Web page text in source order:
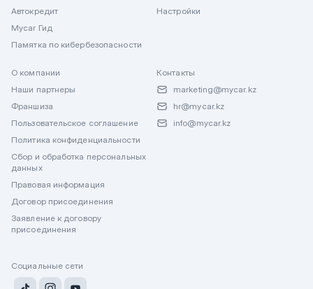
Автокредит
Mycar Гид
Памятка по кибербезопасности
Настройки
О компании
Наши партнеры
Франшиза
Пользовательское соглашение
Политика конфиденциальности
Сбор и обработка персональных
данных
Правовая информация
Договор присоединения
Заявление к договору
присоединения
Контакты
marketing@mycar.kz
hr@mycar.kz
info@mycar.kz
Социальные сети